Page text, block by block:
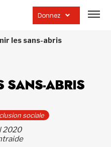
Donnez
la
les sans-abris
SANS-ABRIS
sociale
2020